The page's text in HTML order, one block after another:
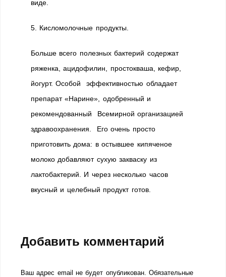
виде.
5. Кисломолочные продукты.
Больше всего полезных бактерий содержат
ряженка, ацидофилин, простокваша, кефир,
йогурт. Особой эффективностью обладает
препарат «Нарине», одобренный и
рекомендованный Всемирной организацией
здравоохранения. Его очень просто
приготовить дома: в остывшее кипяченое
молоко добавляют сухую закваску из
лактобактерий. И через несколько часов
вкусный и целебный продукт готов.
Добавить комментарий
Ваш адрес email не будет опубликован. Обязательные